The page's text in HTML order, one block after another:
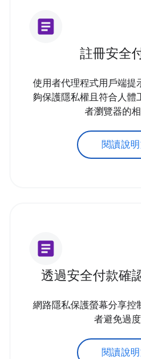
article
註冊安全
使用者代理程式用戶端提
夠保護隱私權且符合人體
者瀏覽器的相
閱讀說
article
透過安全付款確
網路隱私保護螢幕分享控
者避免過度
閱讀說